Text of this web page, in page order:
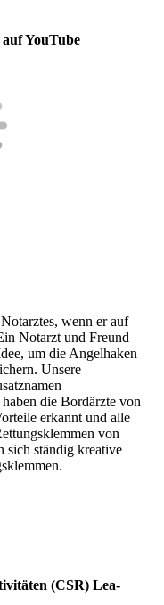
YouTube
wenn er auf
Notarzt und Freund
um die Angelhaken
Unsere
die Bordärzte von
erkannt und alle
von
sich ständig kreative
(CSR) Lea-